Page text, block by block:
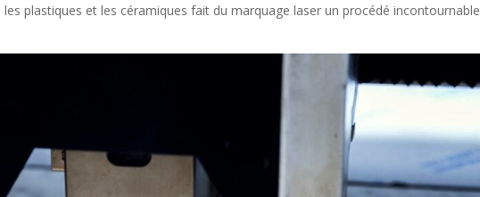
les plastiques et les céramiques fait du marquage laser un procédé incontournable